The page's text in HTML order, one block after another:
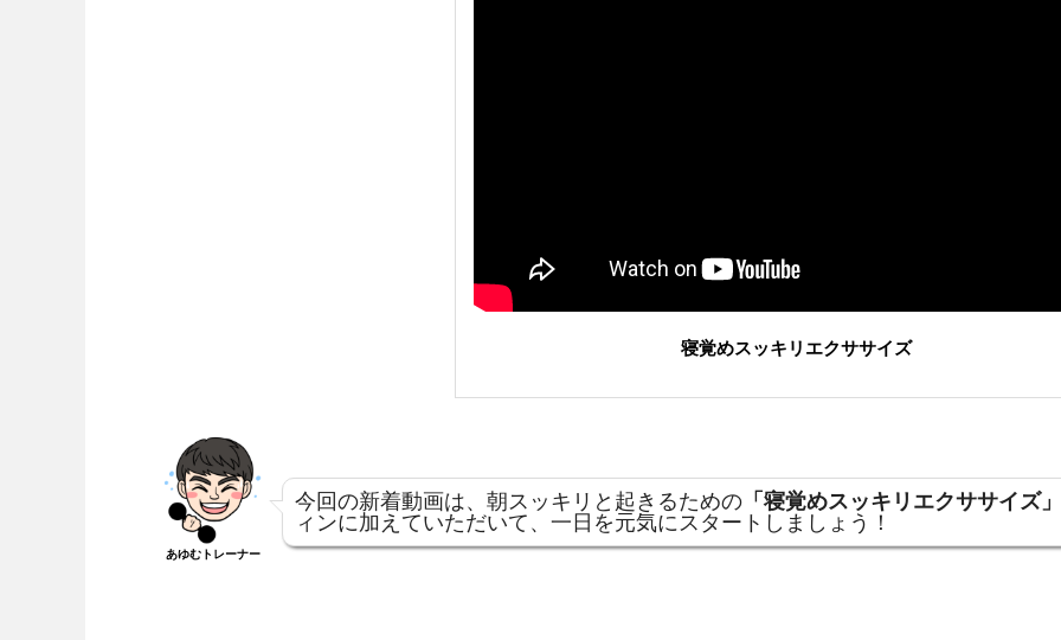
寝覚めスッキリエクササイズ
あゆむトレーナー
今回の新着動画は、朝スッキリと起きるための 「寝覚めスッキリエクササイズ」
ィンに加えていただいて、一日を元気にスタートしましょう！